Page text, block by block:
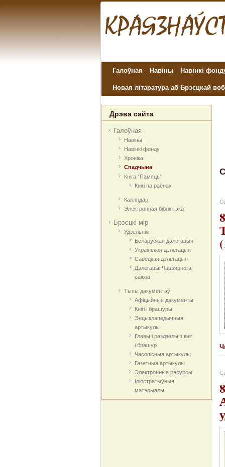
Галоўная Навіны
Навінкі
Новая літаратура аб Брэсцкай
Дрэва сайта
Галоўная
Навіны
Навінкі фонду
Хроніка
Спадчына
Кніга "Памяць"
Кнігі па раёнах
Каляндар
Электронная бібліятэка
Брэсцкі мір
Удзельнікі
Беларуская дэлегацыя
Украінская дэлегацыя
Савецкая дэлегацыя
Дэлегацыі Чацвярнога
саюза
Тыпы дакументаў
Афіцыйныя дакумeнты
Кнігі і брашуры
Энцыклапедычныя
артыкулы
Главы і раздзелы з кніг
і брашур
Часопісныя артыкулы
Газетныя артыкулы
Электронныя рэсурсы
Ілюстратыўныя
матэрыялы